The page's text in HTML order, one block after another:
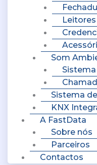
Leitores
Som
Sistema
KNX
A FastData
Sobre nós
Parceiros
Contactos